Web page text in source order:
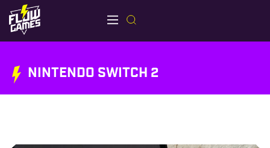
NINTENDO SWITCH 2